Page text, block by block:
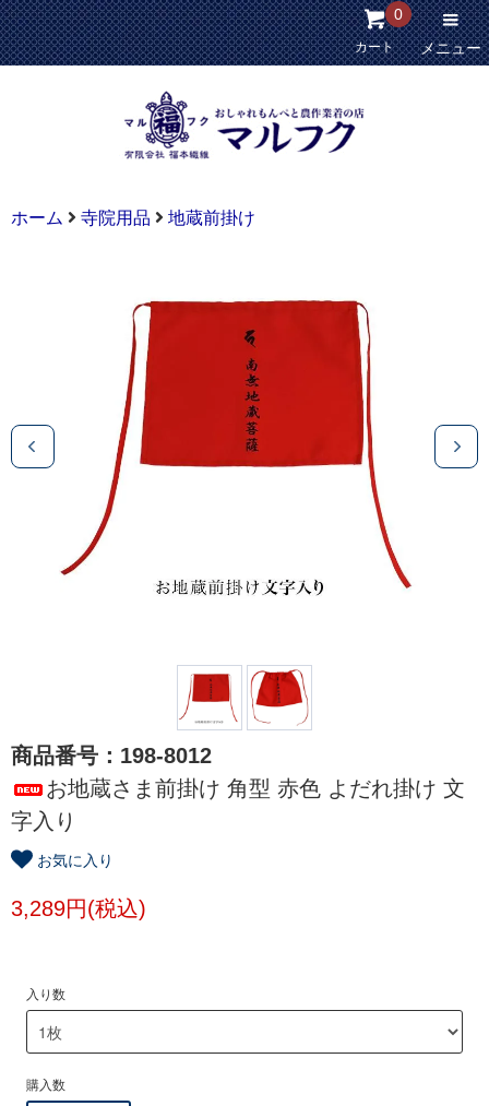
カート
0
メニュー
ホーム 寺院用品 地蔵前掛け
商品番号：198-8012
お地蔵さま前掛け 角型 赤色 よだれ掛け 文
字入り
お気に入り
3,289円(税込)
入り数
購入数